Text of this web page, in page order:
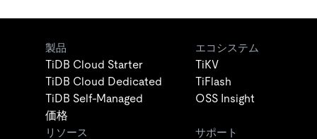
製品
TiDB Cloud Starter
TiDB Cloud Dedicated
TiDB Self-Managed
価格
エコシステム
TiKV
TiFlash
OSS Insight
リソース サポート